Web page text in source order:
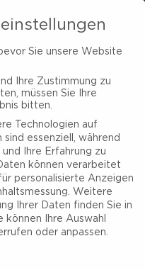
Sie unsere Website
Ihre Zustimmung zu
müssen Sie Ihre
bitten.
Technologien auf
essenziell, während
Ihre Erfahrung zu
können verarbeitet
personalisierte Anzeigen
Weitere
Ihrer Daten finden Sie in
können Ihre Auswahl
oder anpassen.